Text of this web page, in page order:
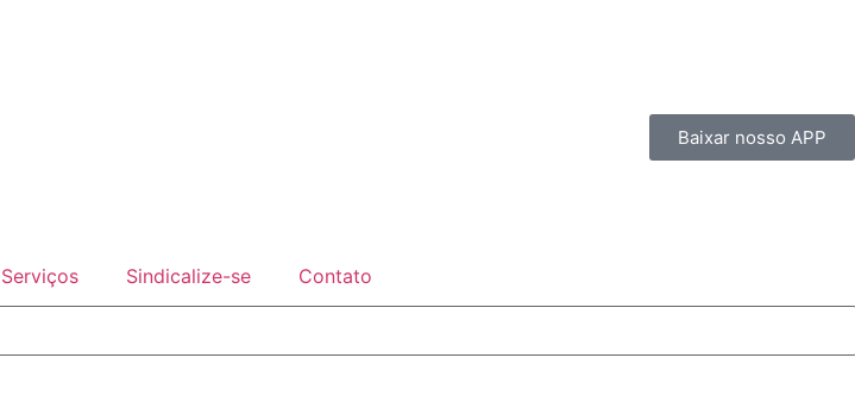
Baixar nosso APP
Serviços Sindicalize-se Contato